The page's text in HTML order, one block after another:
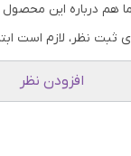
بهای اوقات فراغت
با اهمیت مانند
هم درباره این محصول
ثبت نظر، لازم است
افزودن نظر